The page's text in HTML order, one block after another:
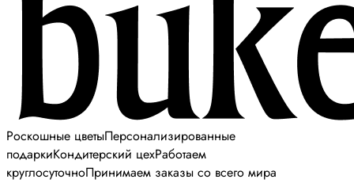
Роскошные цветыПерсонализированные
подаркиКондитерский цехРаботаем
круглосуточноПринимаем заказы со всего мира